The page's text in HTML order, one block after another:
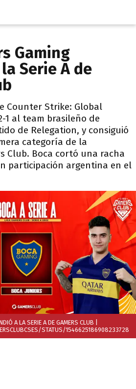
Gaming
Serie A de
Counter Strike: Global
1 al team brasileño de
de Relegation, y consiguió
categoría de la
Club. Boca cortó una racha
participación argentina en el
A LA SERIE A DE GAMERS CLUB
STATUS/1546625186908233728